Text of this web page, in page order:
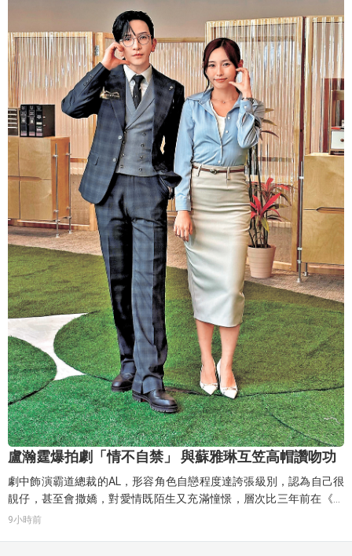
酒今朝醉》《學生哥》《世事如棋》等無數經典，其中《財神到》更
成為粵語賀年歌的不朽代表，寓教化於諧趣。黃霑曾給予黎彼得極高
評價：「我可以寫出其他幾位填詞人的詞，唯獨黎彼得的寫不出
來」，因為黎彼得的詞「太有香港味道」，是真正懂香港草根文化的
人。
盧瀚霆爆拍劇「情不自禁」 與蘇雅琳互笠高帽讚吻功
劇中飾演霸道總裁的AL，形容角色自戀程度達誇張級別，認為自己很
靚仔，甚至會撒嬌，對愛情既陌生又充滿憧憬，層次比三年前在《社
內相親》中的霸總設定更為豐富。他透露新劇已拍攝19日，辦公室場
9小時前